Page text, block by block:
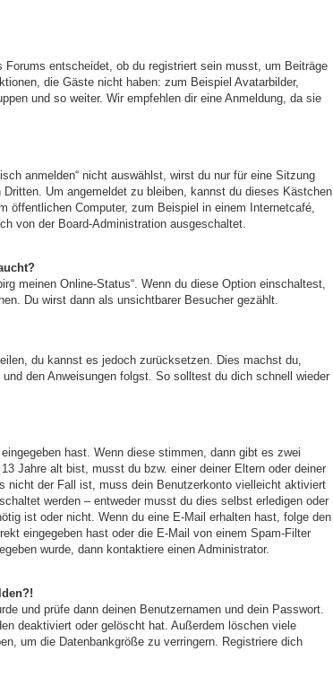
entscheidet, ob du registriert sein musst, um Beiträge
die Gäste nicht haben: zum Beispiel Avatarbilder,
und so weiter. Wir empfehlen dir eine Anmeldung, da sie
anmelden“ nicht auswählst, wirst du nur für eine Sitzung
Um angemeldet zu bleiben, kannst du dieses Kästchen
öffentlichen Computer, zum Beispiel in einem Internetcafé,
von der Board-Administration ausgeschaltet.
meinen Online-Status“. Wenn du diese Option einschaltest,
Du wirst dann als unsichtbarer Besucher gezählt.
du kannst es jedoch zurücksetzen. Dies machst du,
den Anweisungen folgst. So solltest du dich schnell wieder
hast. Wenn diese stimmen, dann gibt es zwei
Jahre alt bist, musst du bzw. einer deiner Eltern oder deiner
nicht der Fall ist, muss dein Benutzerkonto vielleicht aktiviert
werden – entweder musst du dies selbst erledigen oder
ist oder nicht. Wenn du eine E-Mail erhalten hast, folge den
eingegeben hast oder die E-Mail von einem Spam-Filter
wurde, dann kontaktiere einen Administrator.
und prüfe dann deinen Benutzernamen und dein Passwort.
deaktiviert oder gelöscht hat. Außerdem löschen viele
um die Datenbankgröße zu verringern. Registriere dich